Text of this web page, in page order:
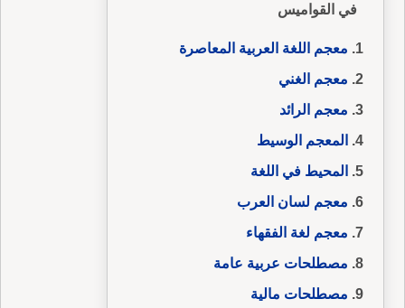
في القواميس
معجم اللغة العربية المعاصرة
معجم الغني
معجم الرائد
المعجم الوسيط
المحيط في اللغة
معجم لسان العرب
معجم لغة الفقهاء
مصطلحات عربية عامة
مصطلحات مالية